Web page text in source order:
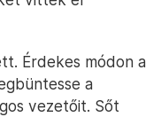
Érdekes módon a
a
vezetőit. Sőt